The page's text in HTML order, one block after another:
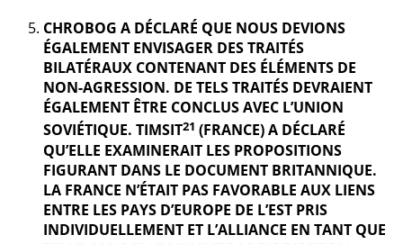
CHROBOG A DÉCLARÉ QUE NOUS DEVIONS
ÉGALEMENT ENVISAGER DES TRAITÉS
BILATÉRAUX CONTENANT DES ÉLÉMENTS DE
NON-AGRESSION. DE TELS TRAITÉS DEVRAIENT
ÉGALEMENT ÊTRE CONCLUS AVEC L’UNION
SOVIÉTIQUE. TIMSIT21 (FRANCE) A DÉCLARÉ
QU’ELLE EXAMINERAIT LES PROPOSITIONS
FIGURANT DANS LE DOCUMENT BRITANNIQUE.
LA FRANCE N’ÉTAIT PAS FAVORABLE AUX LIENS
ENTRE LES PAYS D’EUROPE DE L’EST PRIS
INDIVIDUELLEMENT ET L’ALLIANCE EN TANT QUE